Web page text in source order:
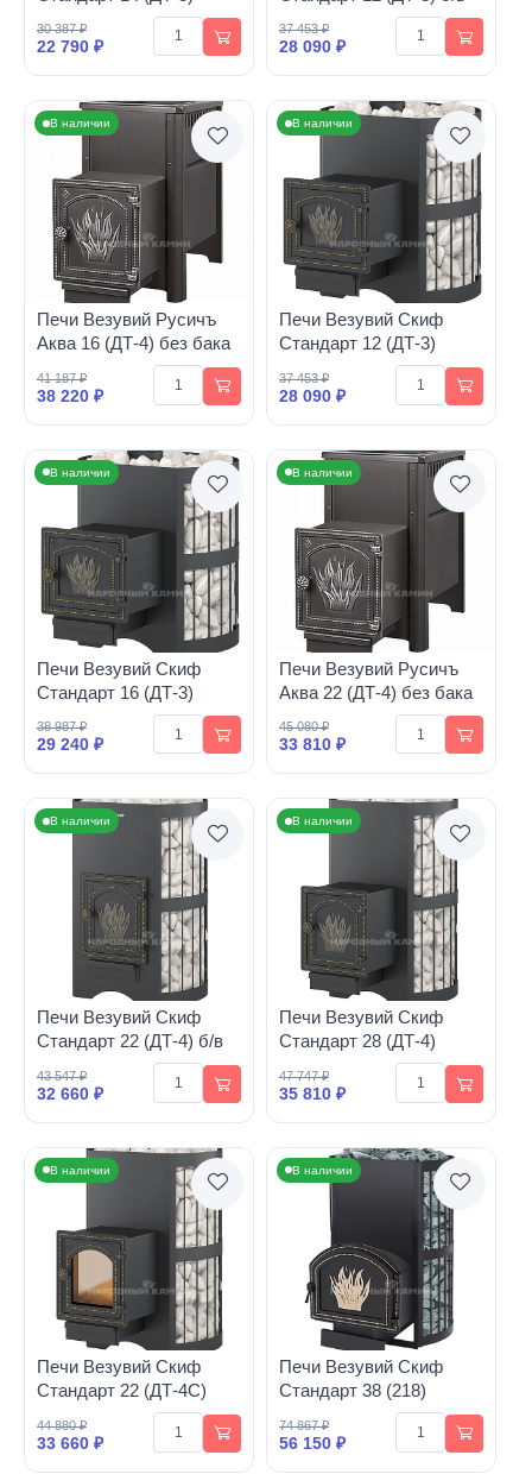
30 387 ₽
22 790 ₽
37 453 ₽
28 090 ₽
В наличии
Печи Везувий Русичъ
Аква 16 (ДТ-4) без бака
41 187 ₽
38 220 ₽
В наличии
Печи Везувий Скиф
Стандарт 12 (ДТ-3)
37 453 ₽
28 090 ₽
В наличии
Печи Везувий Скиф
Стандарт 16 (ДТ-3)
38 987 ₽
29 240 ₽
В наличии
Печи Везувий Русичъ
Аква 22 (ДТ-4) без бака
45 080 ₽
33 810 ₽
В наличии
Печи Везувий Скиф
Стандарт 22 (ДТ-4) б/в
43 547 ₽
32 660 ₽
В наличии
Печи Везувий Скиф
Стандарт 28 (ДТ-4)
47 747 ₽
35 810 ₽
В наличии
Печи Везувий Скиф
Стандарт 22 (ДТ-4С)
44 880 ₽
33 660 ₽
В наличии
Печи Везувий Скиф
Стандарт 38 (218)
74 867 ₽
56 150 ₽